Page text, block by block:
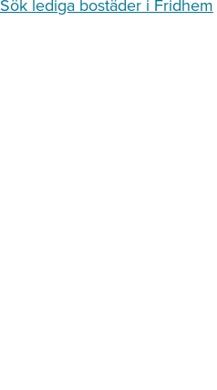
Sök lediga bostäder i Fridhem